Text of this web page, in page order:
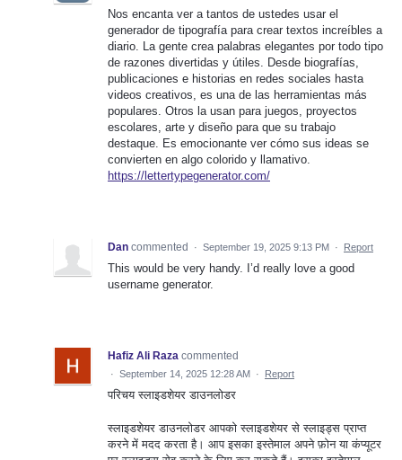
Nos encanta ver a tantos de ustedes usar el
generador de tipografía para crear textos increíbles a
diario. La gente crea palabras elegantes por todo tipo
de razones divertidas y útiles. Desde biografías,
publicaciones e historias en redes sociales hasta
videos creativos, es una de las herramientas más
populares. Otros la usan para juegos, proyectos
escolares, arte y diseño para que su trabajo
destaque. Es emocionante ver cómo sus ideas se
convierten en algo colorido y llamativo.
https://lettertypegenerator.com/
Dan commented · September 19, 2025 9:13 PM · Report
This would be very handy. I’d really love a good
username generator.
Hafiz Ali Raza commented
· September 14, 2025 12:28 AM · Report
परिचय स्लाइडशेयर डाउनलोडर
स्लाइडशेयर डाउनलोडर आपको स्लाइडशेयर से स्लाइड्स प्राप्त
करने में मदद करता है। आप इसका इस्तेमाल अपने फ़ोन या कंप्यूटर